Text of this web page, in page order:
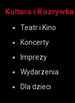
Kultura i Rozrywka
Teatr i Kino
Koncerty
Imprezy
Wydarzenia
Dla dzieci